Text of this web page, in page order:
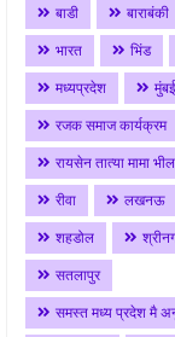
बाडी
बाराबंकी
भारत
भिंड
मध्यप्रदेश
मुंबई
रजक समाज कार्यक्रम
रायसेन तात्या मामा
रीवा
लखनऊ
शहडोल
सतलापुर
समस्त मध्य प्रदेश मै